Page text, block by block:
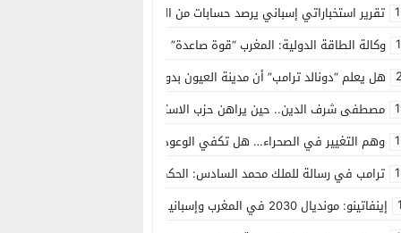
تقرير استخباراتي إسباني يرصد حسابات من الجزائر وأرقاما بـ”213+” ضمن حملة رقمية منظمة حرّضت على اقتحام سبتة
وكالة الطاقة الدولية: المغرب “قوة صاعدة” في سوق المعادن الاستراتيجية
هل يعلم “دونالد ترامب” أن مدينة العيون بدون ماء؟
مصطفى شرف الدين.. حين يراهن حزب الاستقلال على الكفاءة ويمنح الشباب
وهم التغيير في الصحراء… هل تكفي الوعود الفارغة لصناعة الواقع؟
ترامب في رسالة للملك محمد السادس: الحكم الذاتي هو الأساس الوحيد لحل
إينفاتينو: مونديال 2030 في المغرب وإسبانيا والبرتغال سيكون “الأجمل في التاريخ”